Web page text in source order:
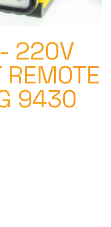
220V
REMOTE
9430